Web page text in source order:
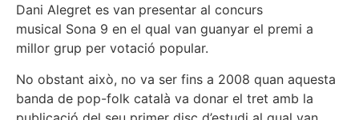
Dani Alegret es van presentar al concurs
musical Sona 9 en el qual van guanyar el premi a
millor grup per votació popular.
No obstant això, no va ser fins a 2008 quan aquesta
banda de pop-folk català va donar el tret amb la